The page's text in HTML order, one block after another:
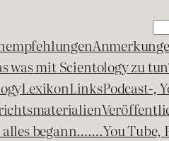
was mit Scientology zu
LexikonLinksPodcast-,
alles begann…….You Tube,